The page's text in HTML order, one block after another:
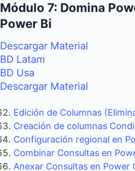
Módulo 7: Domina
Power Bi
Descargar Material
BD Latam
BD Usa
Descargar Material
Edición de Columnas
Creación de columnas
Configuración regional en
Combinar Consultas en
Anexar Consultas en Power